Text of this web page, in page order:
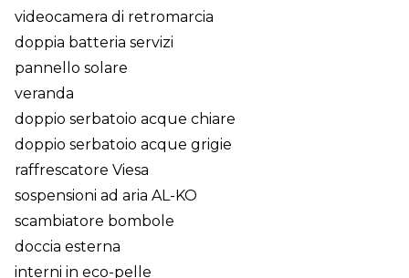
videocamera di retromarcia
doppia batteria servizi
pannello solare
veranda
doppio serbatoio acque chiare
doppio serbatoio acque grigie
raffrescatore Viesa
sospensioni ad aria AL-KO
scambiatore bombole
doccia esterna
interni in eco-pelle